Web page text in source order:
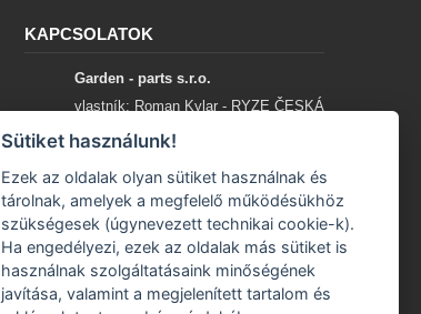
KAPCSOLATOK
Garden - parts s.r.o.
vlastník: Roman Kylar - RYZE ČESKÁ
SPOLEČNOST
56935 Mladějov na Moravě
+420 777 96 96 03
info@garden-parts.cz
Sütiket használunk!
Ezek az oldalak olyan sütiket használnak és
tárolnak, amelyek a megfelelő működésükhöz
szükségesek (úgynevezett technikai cookie-k).
Ha engedélyezi, ezek az oldalak más sütiket is
használnak szolgáltatásaink minőségének
javítása, valamint a megjelenített tartalom és